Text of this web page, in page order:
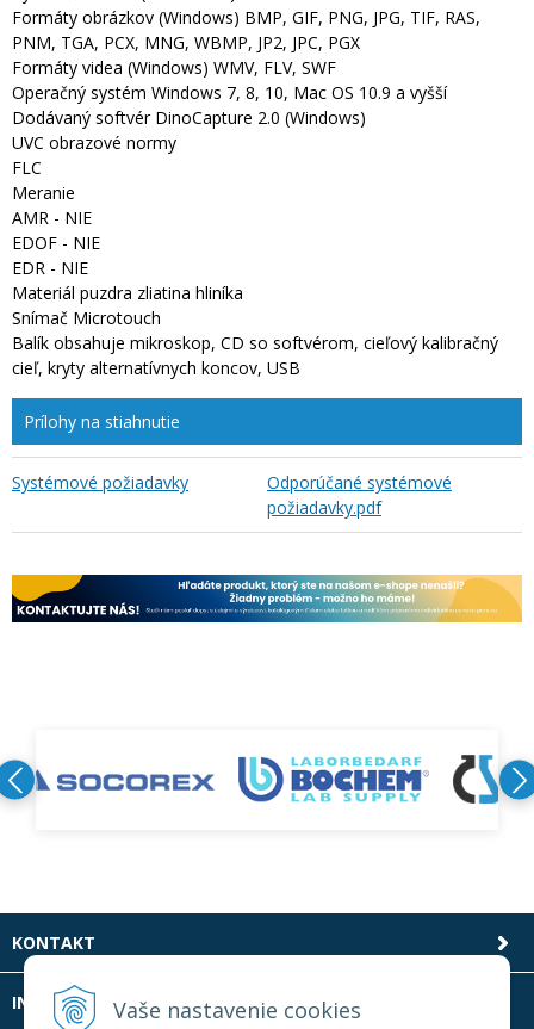
Vaše nastavenie cookies
Formáty obrázkov (Windows) BMP, GIF, PNG, JPG, TIF, RAS,
PNM, TGA, PCX, MNG, WBMP, JP2, JPC, PGX
Formáty videa (Windows) WMV, FLV, SWF
Operačný systém Windows 7, 8, 10, Mac OS 10.9 a vyšší
Dodávaný softvér DinoCapture 2.0 (Windows)
UVC obrazové normy
FLC
Meranie
AMR - NIE
EDOF - NIE
EDR - NIE
Materiál puzdra zliatina hliníka
Snímač Microtouch
Balík obsahuje mikroskop, CD so softvérom, cieľový kalibračný
cieľ, kryty alternatívnych koncov, USB
Prílohy na stiahnutie
Systémové požiadavky
Odporúčané systémové
požiadavky.pdf
KONTAKT
INFOLINKA